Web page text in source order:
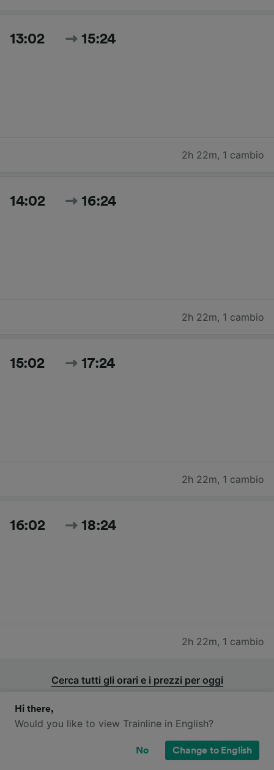
13:02 15:24
2h 22m, 1 cambio
14:02 16:24
2h 22m, 1 cambio
15:02 17:24
2h 22m, 1 cambio
16:02 18:24
2h 22m, 1 cambio
Cerca tutti gli orari e i prezzi per oggi
Quali compagnie ferroviarie operano
Hi there,
Would you like to view Trainline in English?
No Change to English